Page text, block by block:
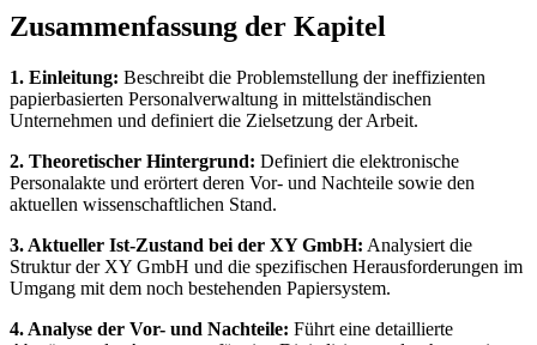
Zusammenfassung der Kapitel
1. Einleitung: Beschreibt die Problemstellung der ineffizienten
papierbasierten Personalverwaltung in mittelständischen
Unternehmen und definiert die Zielsetzung der Arbeit.
2. Theoretischer Hintergrund: Definiert die elektronische
Personalakte und erörtert deren Vor- und Nachteile sowie den
aktuellen wissenschaftlichen Stand.
3. Aktueller Ist-Zustand bei der XY GmbH: Analysiert die
Struktur der XY GmbH und die spezifischen Herausforderungen im
Umgang mit dem noch bestehenden Papiersystem.
4. Analyse der Vor- und Nachteile: Führt eine detaillierte